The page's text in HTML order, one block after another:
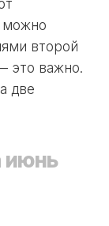
можно
второй
это важно.
две
июнь